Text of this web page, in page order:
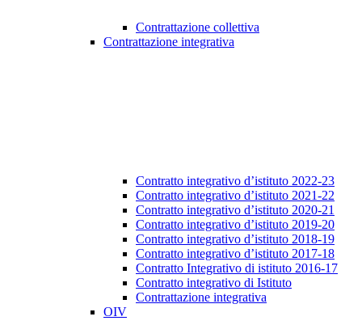
Contrattazione collettiva
Contrattazione integrativa
Contratto integrativo d’istituto 2022-23
Contratto integrativo d’istituto 2021-22
Contratto integrativo d’istituto 2020-21
Contratto integrativo d’istituto 2019-20
Contratto integrativo d’istituto 2018-19
Contratto integrativo d’istituto 2017-18
Contratto Integrativo di istituto 2016-17
Contratto integrativo di Istituto
Contrattazione integrativa
OIV